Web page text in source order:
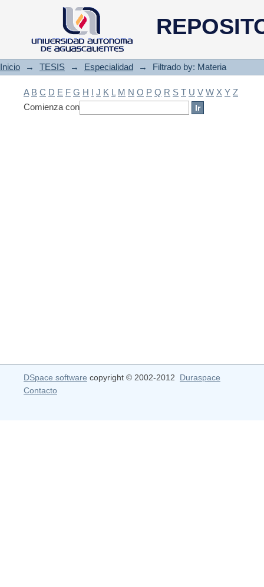
Filtrado by: Materia
Inicio → TESIS → Especialidad → Filtrado by: Materia
A B C D E F G H I J K L M N O P Q R S T U V W X Y Z
Comienza con
DSpace software copyright © 2002-2012 Duraspace
Contacto